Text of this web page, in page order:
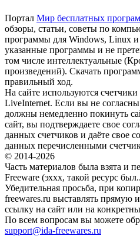
Портал Мир бесплатных
обзоры, статьи, советы по
программы для Windows, Linux
указанные программы и не
том числе интеллектуальные
произведений). Скачать
правильный ход.
На сайте используются
LiveInternet. Если вы не
должны немедленно покинуть
сайт, вы подтверждаете свое
данных счетчиков и даёте свое
данных перечисленными
© 2014-2026
Часть материалов была взята и
Freeware (эххх, такой ресурс
Убедительная просьба, при
freewares.ru выставлять прямую
ссылку на сайт или на
По всем вопросам вы можете
support@ida-freewares.ru